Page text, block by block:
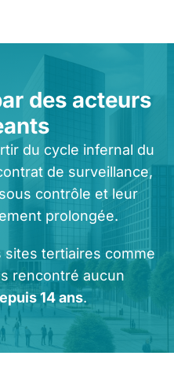
des acteurs
du cycle infernal du
de surveillance,
contrôle et leur
prolongée.
sites tertiaires comme
rencontré aucun
14 ans.